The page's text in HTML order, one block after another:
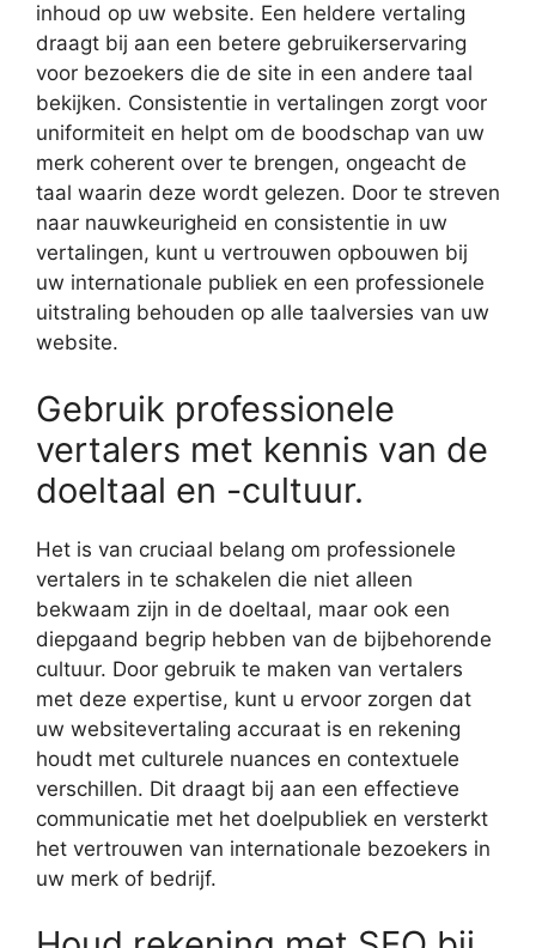
inhoud op uw website. Een heldere vertaling
draagt bij aan een betere gebruikerservaring
voor bezoekers die de site in een andere taal
bekijken. Consistentie in vertalingen zorgt voor
uniformiteit en helpt om de boodschap van uw
merk coherent over te brengen, ongeacht de
taal waarin deze wordt gelezen. Door te streven
naar nauwkeurigheid en consistentie in uw
vertalingen, kunt u vertrouwen opbouwen bij
uw internationale publiek en een professionele
uitstraling behouden op alle taalversies van uw
website.
Gebruik professionele
vertalers met kennis van de
doeltaal en -cultuur.
Het is van cruciaal belang om professionele
vertalers in te schakelen die niet alleen
bekwaam zijn in de doeltaal, maar ook een
diepgaand begrip hebben van de bijbehorende
cultuur. Door gebruik te maken van vertalers
met deze expertise, kunt u ervoor zorgen dat
uw websitevertaling accuraat is en rekening
houdt met culturele nuances en contextuele
verschillen. Dit draagt bij aan een effectieve
communicatie met het doelpubliek en versterkt
het vertrouwen van internationale bezoekers in
uw merk of bedrijf.